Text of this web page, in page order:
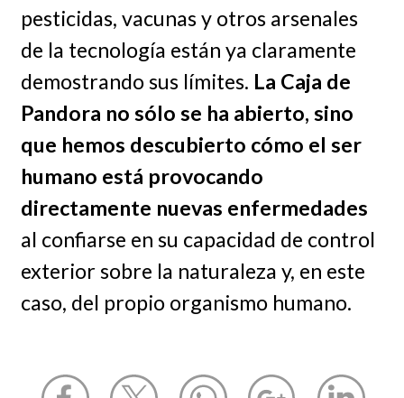
pesticidas, vacunas y otros arsenales
de la tecnología están ya claramente
demostrando sus límites. La Caja de
Pandora no sólo se ha abierto, sino
que hemos descubierto cómo el ser
humano está provocando
directamente nuevas enfermedades
al confiarse en su capacidad de control
exterior sobre la naturaleza y, en este
caso, del propio organismo humano.